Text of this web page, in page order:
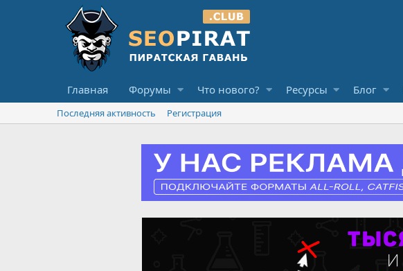
Главная Форумы Что нового? Ресурсы Блог
Последняя активность Регистрация